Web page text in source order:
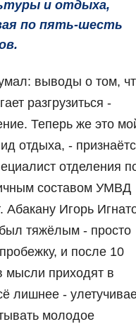
и отдыха,
по пять-шесть
выводы о том,
разгрузиться -
Теперь же это
отдыха, -
отделения
составом УМВД
Абакану Игорь
тяжёлым - просто
и после 10
мысли приходят в
лишнее -
молодое